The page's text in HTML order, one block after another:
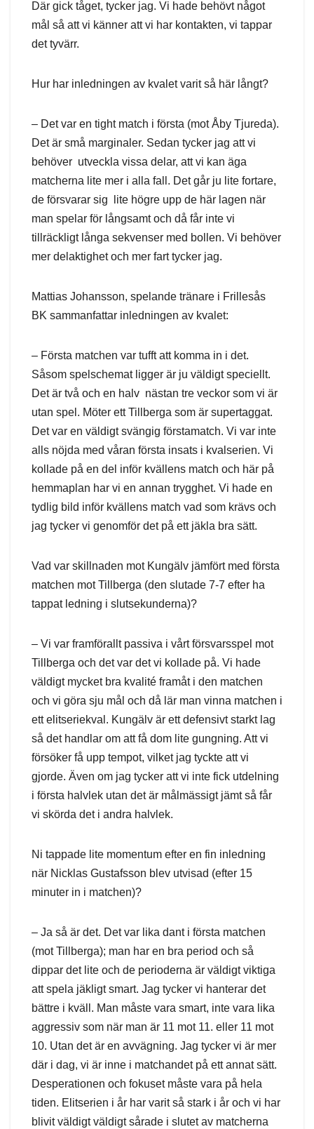
Där gick tåget, tycker jag. Vi hade behövt något
mål så att vi känner att vi har kontakten, vi tappar
det tyvärr.
Hur har inledningen av kvalet varit så här långt?
– Det var en tight match i första (mot Åby Tjureda).
Det är små marginaler. Sedan tycker jag att vi
behöver utveckla vissa delar, att vi kan äga
matcherna lite mer i alla fall. Det går ju lite fortare,
de försvarar sig lite högre upp de här lagen när
man spelar för långsamt och då får inte vi
tillräckligt långa sekvenser med bollen. Vi behöver
mer delaktighet och mer fart tycker jag.
Mattias Johansson, spelande tränare i Frillesås
BK sammanfattar inledningen av kvalet:
– Första matchen var tufft att komma in i det.
Såsom spelschemat ligger är ju väldigt speciellt.
Det är två och en halv nästan tre veckor som vi är
utan spel. Möter ett Tillberga som är supertaggat.
Det var en väldigt svängig förstamatch. Vi var inte
alls nöjda med våran första insats i kvalserien. Vi
kollade på en del inför kvällens match och här på
hemmaplan har vi en annan trygghet. Vi hade en
tydlig bild inför kvällens match vad som krävs och
jag tycker vi genomför det på ett jäkla bra sätt.
Vad var skillnaden mot Kungälv jämfört med första
matchen mot Tillberga (den slutade 7-7 efter ha
tappat ledning i slutsekunderna)?
– Vi var framförallt passiva i vårt försvarsspel mot
Tillberga och det var det vi kollade på. Vi hade
väldigt mycket bra kvalité framåt i den matchen
och vi göra sju mål och då lär man vinna matchen i
ett elitseriekval. Kungälv är ett defensivt starkt lag
så det handlar om att få dom lite gungning. Att vi
försöker få upp tempot, vilket jag tyckte att vi
gjorde. Även om jag tycker att vi inte fick utdelning
i första halvlek utan det är målmässigt jämt så får
vi skörda det i andra halvlek.
Ni tappade lite momentum efter en fin inledning
när Nicklas Gustafsson blev utvisad (efter 15
minuter in i matchen)?
– Ja så är det. Det var lika dant i första matchen
(mot Tillberga); man har en bra period och så
dippar det lite och de perioderna är väldigt viktiga
att spela jäkligt smart. Jag tycker vi hanterar det
bättre i kväll. Man måste vara smart, inte vara lika
aggressiv som när man är 11 mot 11. eller 11 mot
10. Utan det är en avvägning. Jag tycker vi är mer
där i dag, vi är inne i matchandet på ett annat sätt.
Desperationen och fokuset måste vara på hela
tiden. Elitserien i år har varit så stark i år och vi har
blivit väldigt väldigt sårade i slutet av matcherna